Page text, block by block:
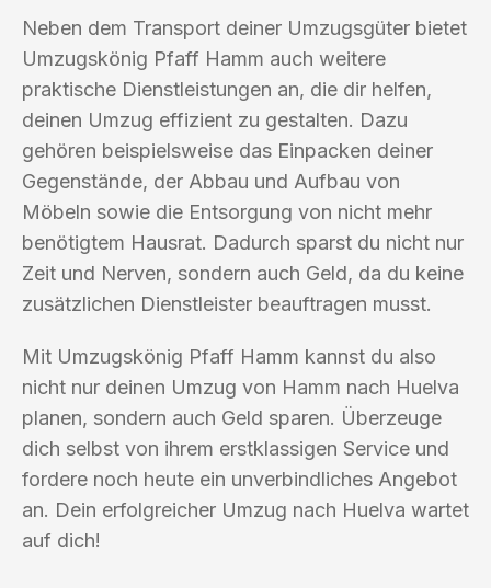
Neben dem Transport deiner Umzugsgüter bietet
Umzugskönig Pfaff Hamm auch weitere
praktische Dienstleistungen an, die dir helfen,
deinen Umzug effizient zu gestalten. Dazu
gehören beispielsweise das Einpacken deiner
Gegenstände, der Abbau und Aufbau von
Möbeln sowie die Entsorgung von nicht mehr
benötigtem Hausrat. Dadurch sparst du nicht nur
Zeit und Nerven, sondern auch Geld, da du keine
zusätzlichen Dienstleister beauftragen musst.
Mit Umzugskönig Pfaff Hamm kannst du also
nicht nur deinen Umzug von Hamm nach Huelva
planen, sondern auch Geld sparen. Überzeuge
dich selbst von ihrem erstklassigen Service und
fordere noch heute ein unverbindliches Angebot
an. Dein erfolgreicher Umzug nach Huelva wartet
auf dich!